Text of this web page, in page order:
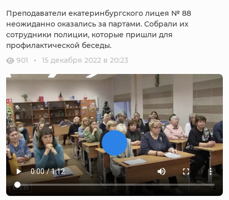
Преподаватели екатеринбургского лицея № 88
неожиданно оказались за партами. Собрали их
сотрудники полиции, которые пришли для
профилактической беседы.
901
15 декабря 2022 в 20:23